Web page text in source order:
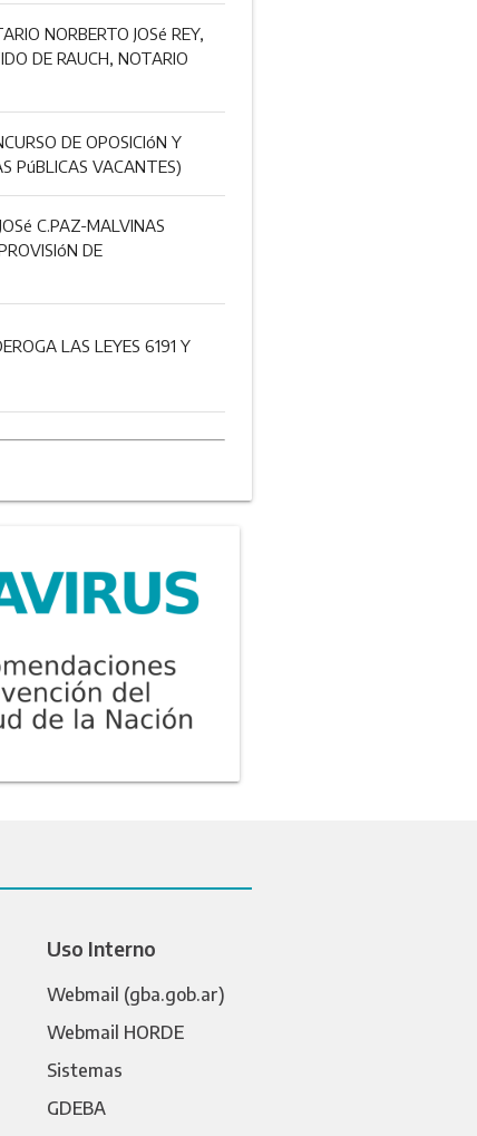
NORBERTO JOSé REY,
DE RAUCH, NOTARIO
DE OPOSICIóN Y
PúBLICAS VACANTES)
C.PAZ-MALVINAS
DE
LAS LEYES 6191 Y
Uso Interno
Webmail (gba.gob.ar)
Webmail HORDE
Sistemas
GDEBA